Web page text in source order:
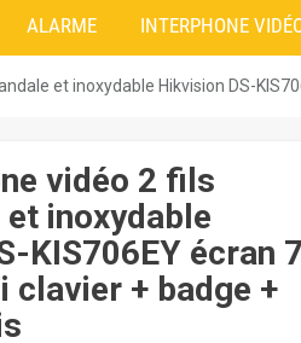
ALARME INTERPHONE
et inoxydable Hikvision DS-
vidéo 2 fils
inoxydable
KIS706EY écran 7
clavier + badge +